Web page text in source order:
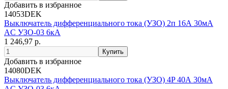
Добавить в избранное
14053DEK
Выключатель дифференциального тока (УЗО) 2п 16А 30мА
AC УЗО-03 6кА
1 246,97 р.
Добавить в избранное
14080DEK
Выключатель дифференциального тока (УЗО) 4P 40А 30мА